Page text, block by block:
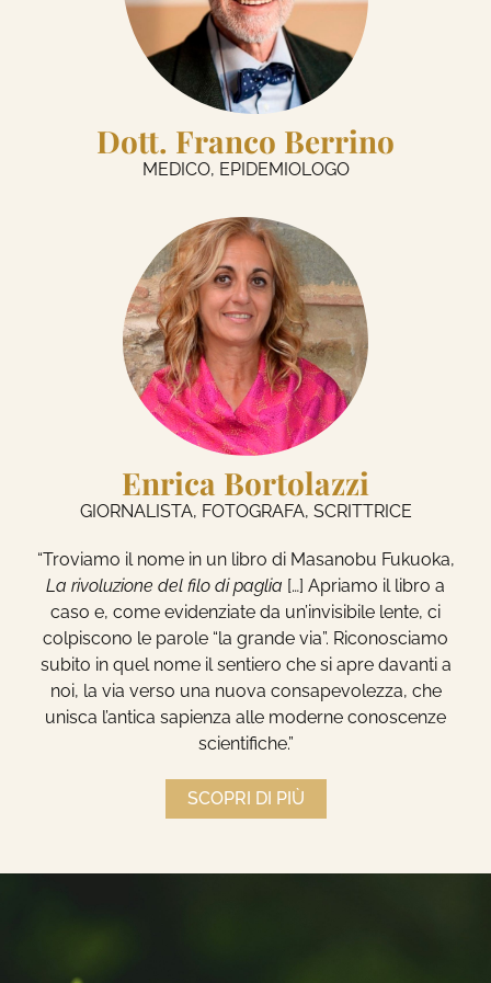
Dott. Franco Berrino
MEDICO, EPIDEMIOLOGO
Enrica Bortolazzi
GIORNALISTA, FOTOGRAFA, SCRITTRICE
“Troviamo il nome in un libro di Masanobu Fukuoka,
La rivoluzione del filo di paglia […] Apriamo il libro a
caso e, come evidenziate da un’invisibile lente, ci
colpiscono le parole “la grande via”. Riconosciamo
subito in quel nome il sentiero che si apre davanti a
noi, la via verso una nuova consapevolezza, che
unisca l’antica sapienza alle moderne conoscenze
scientifiche.”
SCOPRI DI PIÙ